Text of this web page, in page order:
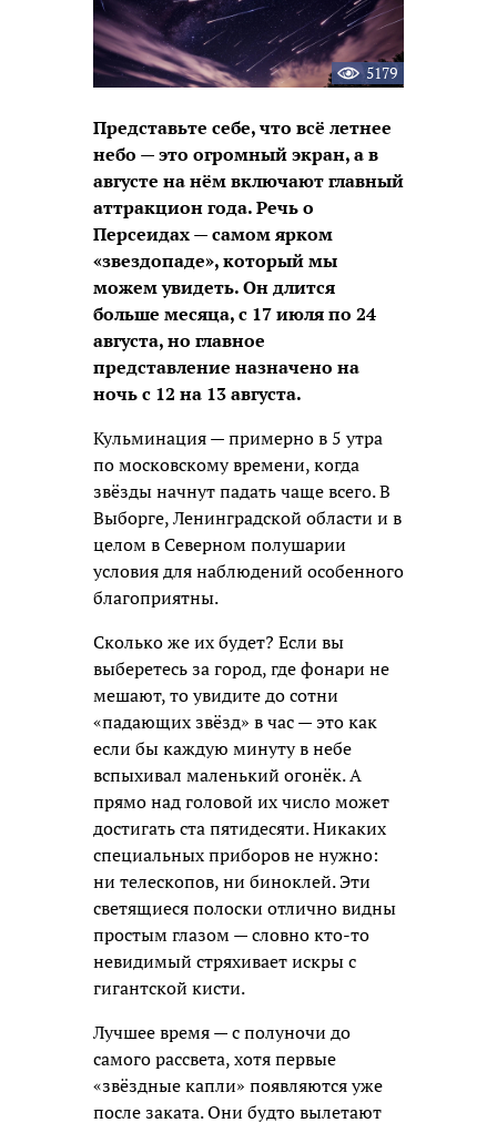
5179
Представьте себе, что всё летнее
небо — это огромный экран, а в
августе на нём включают главный
аттракцион года. Речь о
Персеидах — самом ярком
«звездопаде», который мы
можем увидеть. Он длится
больше месяца, с 17 июля по 24
августа, но главное
представление назначено на
ночь с 12 на 13 августа.
Кульминация — примерно в 5 утра
по московскому времени, когда
звёзды начнут падать чаще всего. В
Выборге, Ленинградской области и в
целом в Северном полушарии
условия для наблюдений особенного
благоприятны.
Сколько же их будет? Если вы
выберетесь за город, где фонари не
мешают, то увидите до сотни
«падающих звёзд» в час — это как
если бы каждую минуту в небе
вспыхивал маленький огонёк. А
прямо над головой их число может
достигать ста пятидесяти. Никаких
специальных приборов не нужно:
ни телескопов, ни биноклей. Эти
светящиеся полоски отлично видны
простым глазом — словно кто-то
невидимый стряхивает искры с
гигантской кисти.
Лучшее время — с полуночи до
самого рассвета, хотя первые
«звёздные капли» появляются уже
после заката. Они будто вылетают